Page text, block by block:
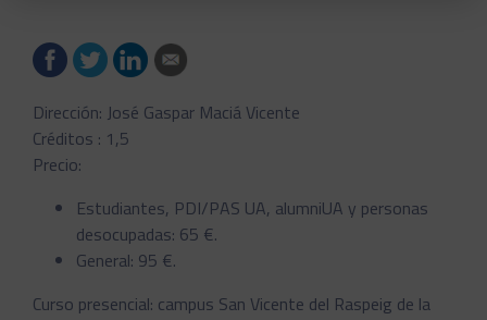
Dirección: José Gaspar Maciá Vicente
Créditos : 1,5
Precio:
Estudiantes, PDI/PAS UA, alumniUA y personas
desocupadas: 65 €.
General: 95 €.
Curso presencial: campus San Vicente del Raspeig de la